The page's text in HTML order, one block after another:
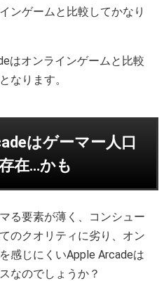
ンゲームと比較してかなり
はオンラインゲームと比較
なります。
はゲーマー人口
在…かも
る要素が薄く、コンシュー
のクオリティに劣り、オン
感じにくいApple Arcadeは
なのでしょうか？